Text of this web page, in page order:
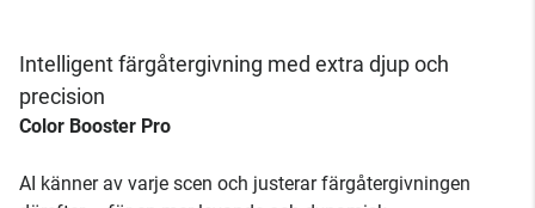
Intelligent färgåtergivning med extra djup och
precision
Color Booster Pro
AI känner av varje scen och justerar färgåtergivningen